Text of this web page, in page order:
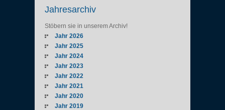
Jahresarchiv
Stöbern sie in unserem Archiv!
Jahr 2026
Jahr 2025
Jahr 2024
Jahr 2023
Jahr 2022
Jahr 2021
Jahr 2020
Jahr 2019